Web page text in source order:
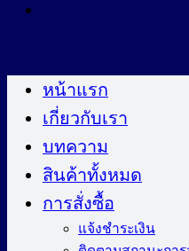
ไป
หน้าแรก
เกี่ยวกับเรา
บทความ
สินค้าทั้งหมด
การสั่งซื้อ
แจ้งชำระเงิน